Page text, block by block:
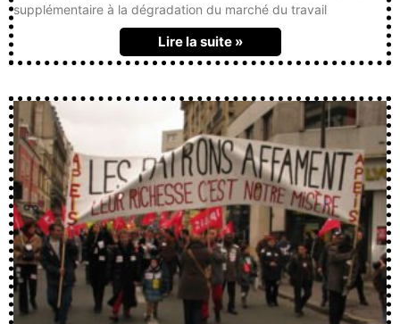
supplémentaire à la dégradation du marché du travail
Lire la suite »